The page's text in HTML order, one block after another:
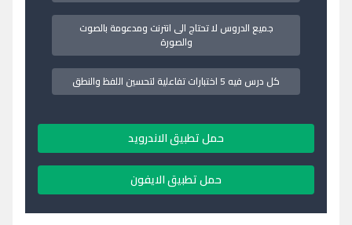
جميع الدروس لا تحتاج الى انترنت ومدعومة بالصوت
والصورة
كل درس فيه 5 اختبارات تفاعلية لتحسين اللفظ والنطق
حمل تطبيق الاندرويد
حمل تطبيق الايفون